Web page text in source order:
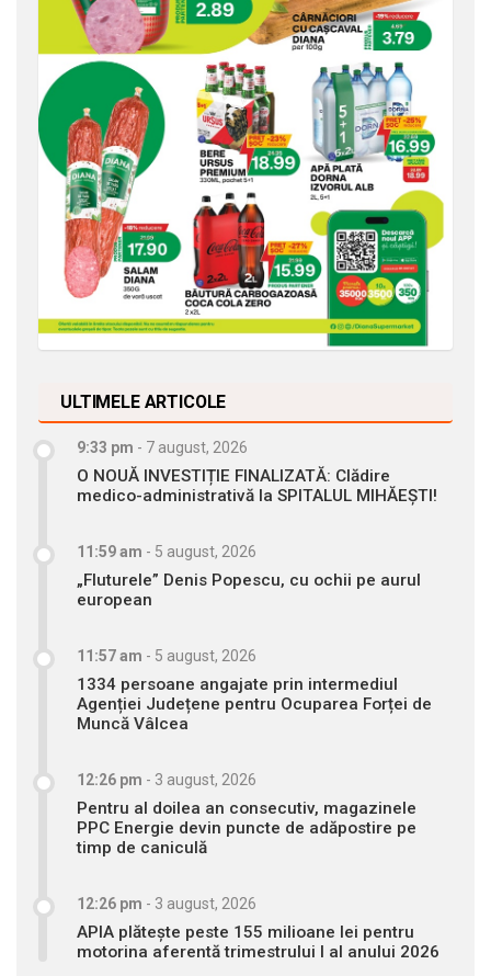
ULTIMELE ARTICOLE
9:33 pm - 7 august, 2026
O NOUĂ INVESTIȚIE FINALIZATĂ: Clădire
medico-administrativă la SPITALUL MIHĂEȘTI!
11:59 am - 5 august, 2026
„Fluturele” Denis Popescu, cu ochii pe aurul
european
11:57 am - 5 august, 2026
1334 persoane angajate prin intermediul
Agenției Județene pentru Ocuparea Forței de
Muncă Vâlcea
12:26 pm - 3 august, 2026
Pentru al doilea an consecutiv, magazinele
PPC Energie devin puncte de adăpostire pe
timp de caniculă
12:26 pm - 3 august, 2026
APIA plătește peste 155 milioane lei pentru
motorina aferentă trimestrului I al anului 2026